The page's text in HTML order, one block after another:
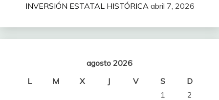
INVERSIÓN ESTATAL HISTÓRICA abril 7, 2026
agosto 2026
L
M X J V S
D
1
2